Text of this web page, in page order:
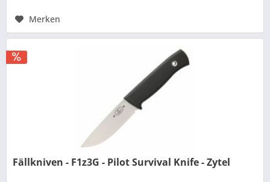
Merken
Fällkniven - F1z3G - Pilot Survival Knife - Zytel